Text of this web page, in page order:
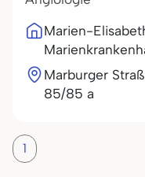
Marien-
Marburger
85/85 a
1